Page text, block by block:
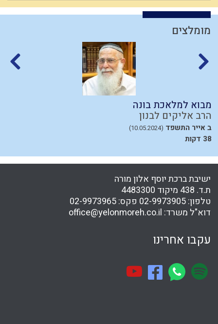
מומלצים
מבוא למלאכת בונה
הרב אליקים לבנון
ב אייר התשפד (10.05.2024)
38 דקות
ישיבת ברכת יוסף אלון מורה
ת.ד. 438 מיקוד 4483300
טלפון:02-9973905 פקס:02-9973965
דוא"ל משרד: office@yelonmoreh.co.il
עקבו אחרינו